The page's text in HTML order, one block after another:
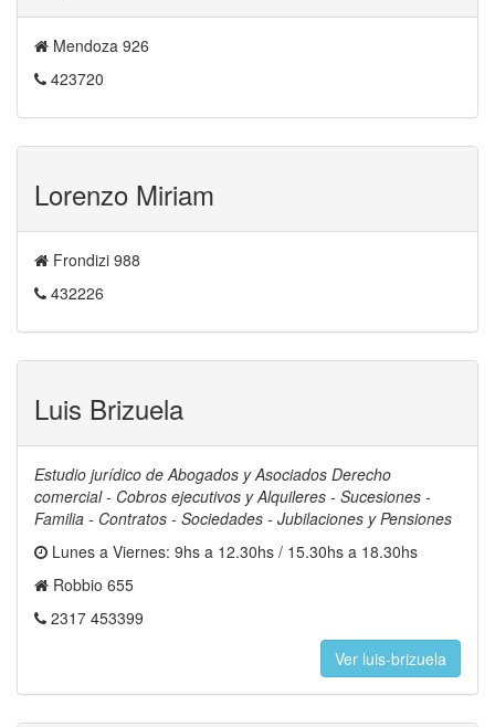
Mendoza 926
423720
Lorenzo Miriam
Frondizi 988
432226
Luis Brizuela
Estudio jurídico de Abogados y Asociados Derecho
comercial - Cobros ejecutivos y Alquileres - Sucesiones -
Familia - Contratos - Sociedades - Jubilaciones y Pensiones
Lunes a Viernes: 9hs a 12.30hs / 15.30hs a 18.30hs
Robbio 655
2317 453399
Ver luis-brizuela